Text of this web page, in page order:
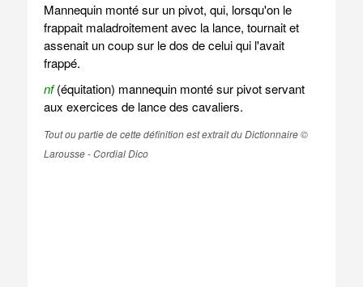
Mannequin monté sur un pivot, qui, lorsqu'on le
frappait maladroitement avec la lance, tournait et
assenait un coup sur le dos de celui qui l'avait
frappé.
nf(équitation) mannequin monté sur pivot servant
aux exercices de lance des cavaliers.
Tout ou partie de cette définition est extrait du Dictionnaire ©
Larousse - Cordial Dico